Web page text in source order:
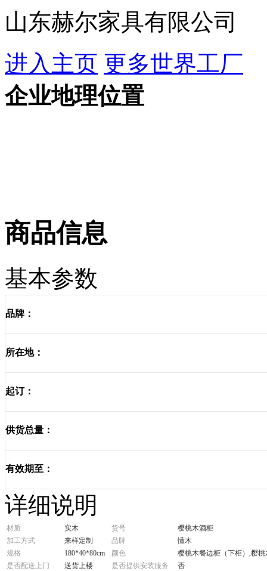
山东赫尔家具有限公司
进入主页 更多世界工厂
企业地理位置
商品信息
基本参数
品牌：
所在地：
起订：
供货总量：
有效期至：
详细说明
材质 实木 货号
樱桃木酒柜
加工方式
来样定制 品牌
懂木
规格
180*40*80cm 颜色
樱桃木餐边柜（下柜）,樱
是否配送上门
送货上楼 是否提供安装服务
否